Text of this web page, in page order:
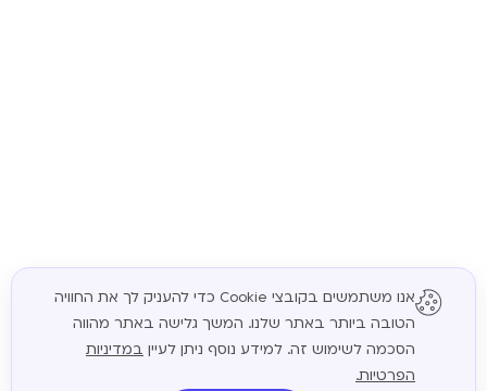
המשך
אנו משתמשים בקובצי Cookie כדי להעניק לך את החוויה
הטובה ביותר באתר שלנו. המשך גלישה באתר מהווה
הסכמה לשימוש זה. למידע נוסף ניתן לעיין במדיניות
הפרטיות.